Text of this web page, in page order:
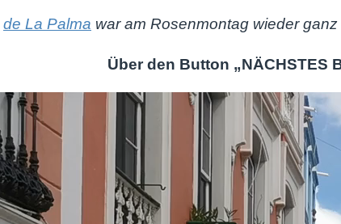
de La Palma war am Rosenmontag wieder
Über den Button „NÄCHSTES